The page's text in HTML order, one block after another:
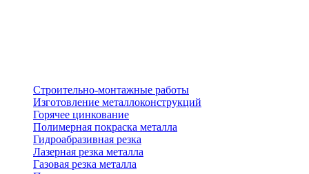
Строительно-монтажные работы
Изготовление металлоконструкций
Горячее цинкование
Полимерная покраска металла
Гидроабразивная резка
Лазерная резка металла
Газовая резка металла